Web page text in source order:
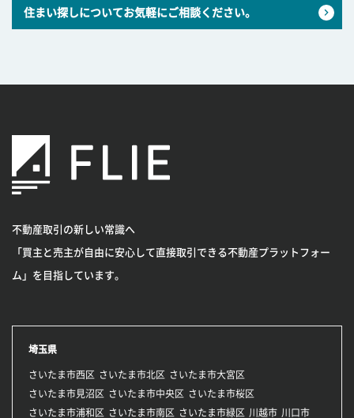
住まい探しについてお気軽にご相談ください。
不動産取引の新しい常識へ
「買主と売主が自由に安心して直接取引できる不動産プラットフォー
ム」を目指しています。
埼玉県
さいたま市西区 さいたま市北区
さいたま市大宮区
さいたま市見沼区
さいたま市中央区
さいたま市桜区
さいたま市浦和区
さいたま市南区 さいたま市緑区 川越市 川口市